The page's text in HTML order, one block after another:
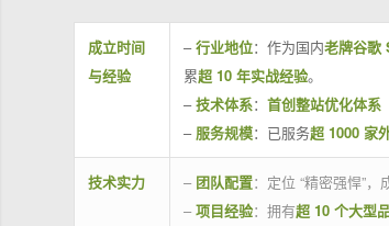
成立时间
与经验
–行业地位：作为国内老牌谷歌
累超 10 年实战经验。
–技术体系： 首创整站优化体系
– 服务规模：已服务超 1000 家
技术实力 – 团队配置：定位 “精密强悍”
– 项目经验：拥有超 10 个大型